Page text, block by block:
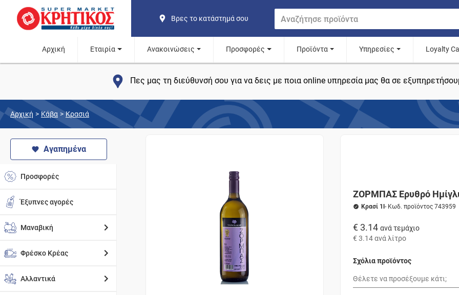
Βρες το κατάστημά σου
Αρχική Εταιρία Ανακοινώσεις Προσφορές Προϊόντα Υπηρεσίες Loyalty
Πες μας τη διεύθυνσή σου για να δεις με ποια online υπηρεσία μας θα σε
Αρχική > Κάβα > Κρασιά
Αγαπημένα
Προσφορές
Έξυπνες αγορές
Μαναβική
Φρέσκο Κρέας
Αλλαντικά
ΖΟΡΜΠΑΣ Ερυθρό
Κρασί 1l - Κωδ. προϊόντος 743959
€ 3.14 ανά τεμάχιο
€ 3.14ανά λίτρο
Σχόλια προϊόντος